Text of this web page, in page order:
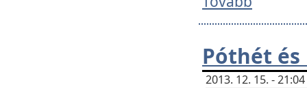
Póthét és
2013. 12. 15. -